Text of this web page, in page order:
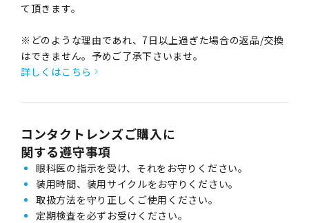
て頂きます。
※どのような理由であれ、7日以上過ぎた場合の返品/交換
はできません。予めご了承下さいませ。
詳しくはこちら
コンタクトレンズご購入に
関する遵守事項
眼科医の指示を受け、それをお守りください。
装用時間、装用サイクルをお守りください。
取扱方法を守り正しくご使用ください。
定期検査を必ずお受けください。